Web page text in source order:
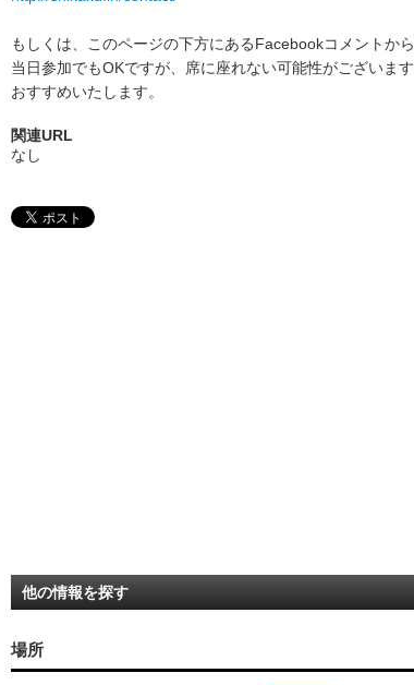
もしくは、このページの下方にあるFacebookコメントか
当日参加でもOKですが、席に座れない可能性がございま
おすすめいたします。
関連URL
なし
他の情報を探す
場所